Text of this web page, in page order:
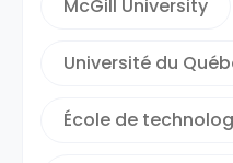
McGill University
Université du
École de